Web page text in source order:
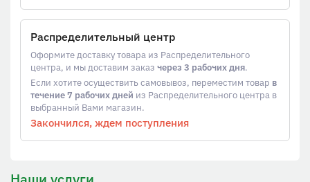
Распределительный центр
Оформите доставку товара из Распределительного
центра, и мы доставим заказ через 3 рабочих дня.
Если хотите осуществить самовывоз, переместим товар в
течение 7 рабочих дней из Распределительного центра в
выбранный Вами магазин.
Закончился, ждем поступления